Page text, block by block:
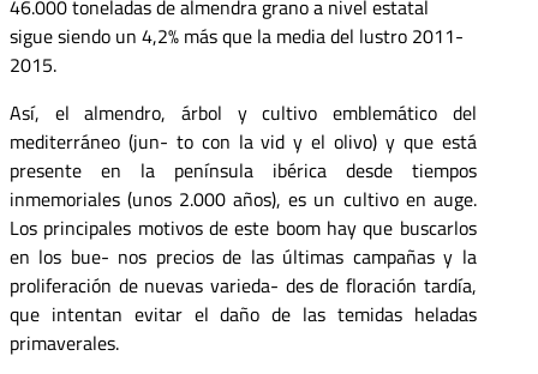
46.000 toneladas de almendra grano a nivel estatal
sigue siendo un 4,2% más que la media del lustro 2011-
2015.
Así, el almendro, árbol y cultivo emblemático del
mediterráneo (jun- to con la vid y el olivo) y que está
presente en la península ibérica desde tiempos
inmemoriales (unos 2.000 años), es un cultivo en auge.
Los principales motivos de este boom hay que buscarlos
en los bue- nos precios de las últimas campañas y la
proliferación de nuevas varieda- des de floración tardía,
que intentan evitar el daño de las temidas heladas
primaverales.